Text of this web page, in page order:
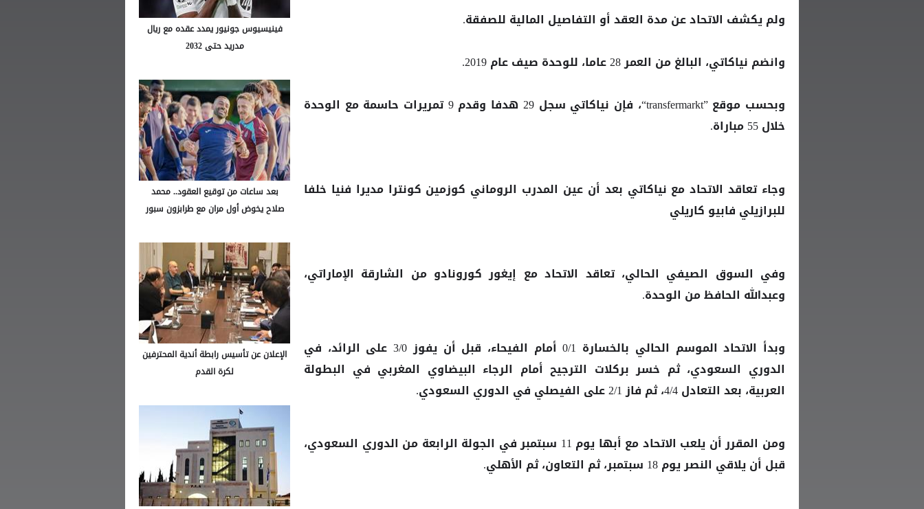
ولم يكشف الاتحاد عن مدة العقد أو التفاصيل المالية للصفقة.
وانضم نياكاتي، البالغ من العمر 28 عاما، للوحدة صيف عام 2019.
وبحسب موقع ”transfermarkt“، فإن نياكاتي سجل 29 هدفا وقدم 9 تمريرات حاسمة مع الوحدة
خلال 55 مباراة.
وجاء تعاقد الاتحاد مع نياكاتي بعد أن عين المدرب الروماني كوزمين كونترا مديرا فنيا خلفا
للبرازيلي فابيو كاريلي
وفي السوق الصيفي الحالي، تعاقد الاتحاد مع إيغور كورونادو من الشارقة الإماراتي،
وعبدالله الحافظ من الوحدة.
وبدأ الاتحاد الموسم الحالي بالخسارة 0/1 أمام الفيحاء، قبل أن يفوز 3/0 على الرائد، في
الدوري السعودي، ثم خسر بركلات الترجيح أمام الرجاء البيضاوي المغربي في البطولة
العربية، بعد التعادل 4/4، ثم فاز 2/1 على الفيصلي في الدوري السعودي.
ومن المقرر أن يلعب الاتحاد مع أبها يوم 11 سبتمبر في الجولة الرابعة من الدوري السعودي،
قبل أن يلاقي النصر يوم 18 سبتمبر، ثم التعاون، ثم الأهلي.
فينيسيوس جونيور يمدد عقده مع ريال
مدريد حتى 2032
بعد ساعات من توقيع العقود.. محمد
صلاح يخوض أول مران مع طرابزون سبور
الإعلان عن تأسيس رابطة أندية المحترفين
لكرة القدم